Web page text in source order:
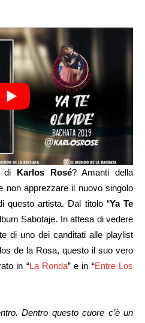
di Karlos Rosé? Amanti della
non apprezzare il nuovo singolo
questo artista. Dal titolo “Ya Te
Sabotaje. In attesa di vedere
di uno dei canditati alle playlist
de la Rosa, questo il suo vero
in “La Ronda” e in “Entre Los
Dentro questo cuore c’è un